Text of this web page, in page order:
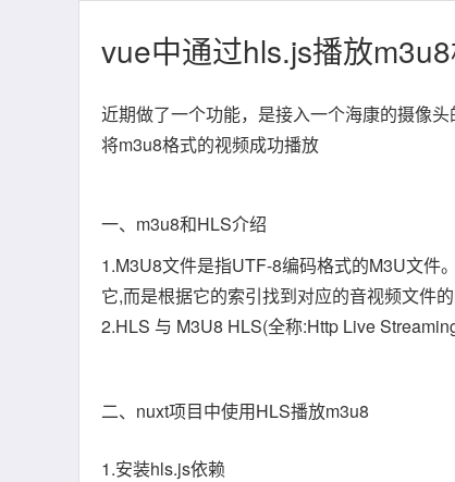
vue中通过hls.js播放
近期做了一个功能，是接入一个海康的摄像
将m3u8格式的视频成功播放
一、m3u8和HLS介绍
1.M3U8文件是指UTF-8编码格式的M3U文件
它,而是根据它的索引找到对应的音视频文件
2.HLS 与 M3U8 HLS(全称:Http Live
二、nuxt项目中使用HLS播放m3u8
1.安装hls.js依赖